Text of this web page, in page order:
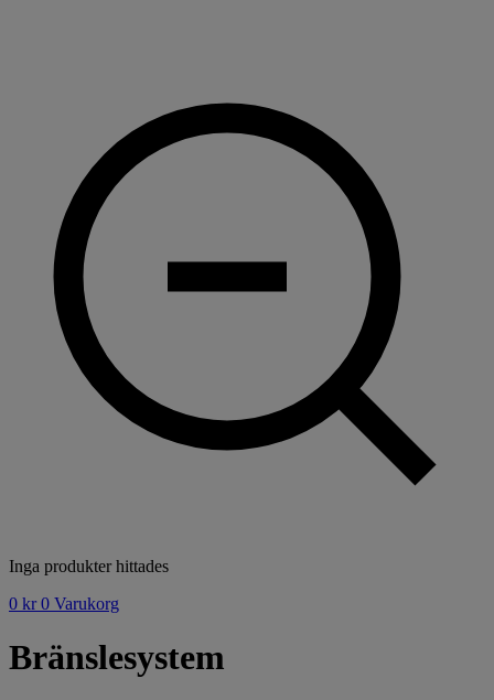
Inga produkter hittades
0 kr 0 Varukorg
Bränslesystem